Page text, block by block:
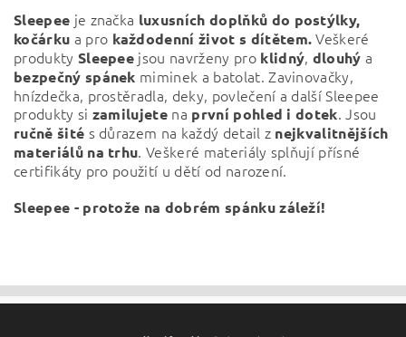
Sleepee je značka luxusních doplňků do postýlky,
kočárku a pro každodenní život s dítětem.Veškeré
produkty Sleepee jsou navrženy pro klidný, dlouhý a
bezpečný spánek miminek a batolat. Zavinovačky,
hnízdečka, prostěradla, deky, povlečení a další Sleepee
produkty si zamilujete na první pohled i dotek. Jsou
ručně šité s důrazem na každý detail z nejkvalitnějších
materiálů na trhu. Veškeré materiály splňují přísné
certifikáty pro použití u dětí od narození.
Sleepee - protože na dobrém spánku záleží!